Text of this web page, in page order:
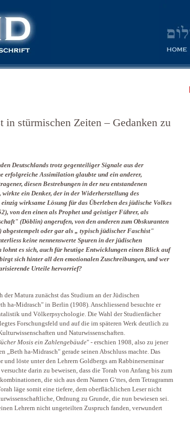
in stürmischen Zeiten – Gedanken zu
Deutschlands trotz gegenteiliger Signale aus der
erfolgreiche Assimilation glaubte und ein anderer,
diesen Bestrebungen in der neu entstandenen
wirkte ein Denker, der in der Widerherstellung des
wirksame Lösung für das Überleben des jüdische Volkes
von den einen als Prophet und geistiger Führer, als
(Döblin) angerufen, von den anderen zum Obskuranten
oder gar als „ typisch jüdischer Faschist"
keine nennenswerte Spuren in der jüdischen
lohnt es sich, auch für heutige Entwicklungen einen Blick auf
sich hinter all den emotionalen Zuschreibungen, und wer
Urteile hervorrief?
der Matura zunächst das Studium an der Jüdischen
ha-Midrasch" in Berlin (1908). Anschliessend besuchte er
und Völkerpsychologie. Die Wahl der Studienfächer
Forschungsfeld und auf die im späteren Werk deutlich zu
und Naturwissenschaften.
Mosis ein Zahlengebäude" - erschien 1908, also zu jener
„Beth ha-Midrasch" gerade seinen Abschluss machte. Das
und löste unter den Lehrern Goldbergs am Rabbinerseminar
darin zu beweisen, dass die Torah von Anfang bis zum
die sich aus dem Namen G‘ttes, dem Tetragramm
läge somit eine tiefere, dem oberflächlichen Leser nicht
Ordnung zu Grunde, die nun bewiesen sei.
Lehrern nicht ungeteilten Zuspruch fanden, verwundert